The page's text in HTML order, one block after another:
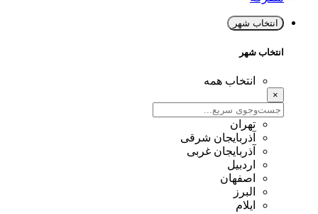
انتخاب شهر
انتخاب شهر
انتخاب همه
×
تهران
آذربایجان شرقی
آذربایجان غربی
اردبیل
اصفهان
البرز
ایلام